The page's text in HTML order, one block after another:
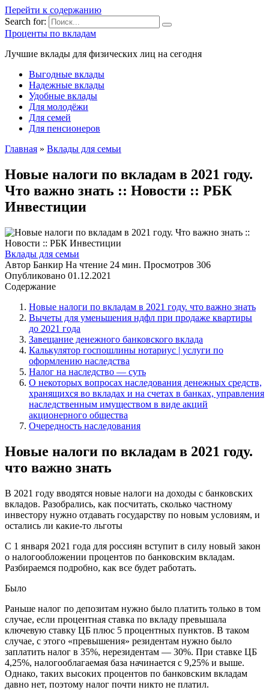
Перейти к содержанию
Search for:
Проценты по вкладам
Лучшие вклады для физических лиц на сегодня
Выгодные вклады
Надежные вклады
Удобные вклады
Для молодёжи
Для семей
Для пенсионеров
Главная » Вклады для семьи
Новые налоги по вкладам в 2021 году.
Что важно знать :: Новости :: РБК
Инвестиции
Вклады для семьи
Автор Банкир На чтение 24 мин. Просмотров 306
Опубликовано 01.12.2021
Содержание
Новые налоги по вкладам в 2021 году. что важно знать
Вычеты для уменьшения ндфл при продаже квартиры
до 2021 года
Завещание денежного банковского вклада
Калькулятор госпошлины нотариус | услуги по
оформлению наследства
Налог на наследство — суть
О некоторых вопросах наследования денежных средств,
хранящихся во вкладах и на счетах в банках, управления
наследственным имуществом в виде акций
акционерного общества
Очередность наследования
Новые налоги по вкладам в 2021 году.
что важно знать
В 2021 году вводятся новые налоги на доходы с банковских
вкладов. Разобрались, как посчитать, сколько частному
инвестору нужно отдавать государству по новым условиям, и
остались ли какие-то льготы
С 1 января 2021 года для россиян вступит в силу новый закон
о налогообложении процентов по банковским вкладам.
Разбираемся подробно, как все будет работать.
Было
Раньше налог по депозитам нужно было платить только в том
случае, если процентная ставка по вкладу превышала
ключевую ставку ЦБ плюс 5 процентных пунктов. В таком
случае, с этого «превышения» резидентам нужно было
заплатить налог в 35%, нерезидентам — 30%. При ставке ЦБ
4,25%, налогооблагаемая база начинается с 9,25% и выше.
Однако, таких высоких процентов по банковским вкладам
давно нет, поэтому налог почти никто не платил.